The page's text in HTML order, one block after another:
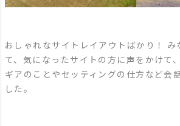
おしゃれなサイトレイアウトばかり！ み
て、気になったサイトの方に声をかけて
ギアのことやセッティングの仕方など会
した。